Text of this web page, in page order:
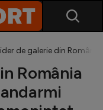
de galerie din
România